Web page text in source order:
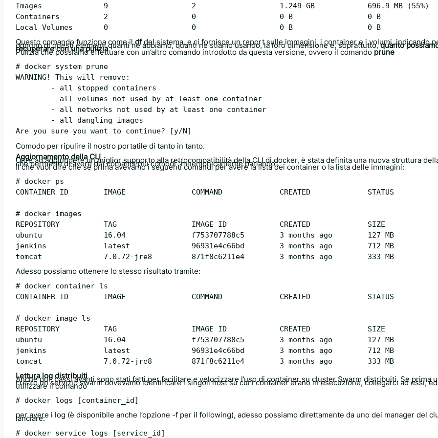
Images              9                   2                   1.249 GB            696.9 MB (55%)
Containers          2                   0                   0 B                 0 B
Questo comando funziona come ildfdel sistema, e ci fornisce un report sulle immagini, i container e i volumi, indicando
ognuno di questi elementi quanti ne abbiamo, quanti ne stiamo usando, la loro dimensione e, soprattutto,quanto
recuperare con una pulizia.
Pulizia che possiamo effettuare con un’altro comando introdotto da questa versione, ovvero il comando prune
# docker system prune
WARNING! This will remove:
Comodo per ripulire il nostro portatile di tanto in tanto.
Aggiornamento della CLI
Oltre ad aggiungere un miglior supporto alla retrocompatibilità della CLI di docker, è stata definita una nuova struttura
che permette di avere dei comandi più comodi “mnemonicamente parlando”.
Il che vuol dire che se prima avevamo i seguenti comandi per avere la lista dei container o la lista delle immagini:
# docker ps
CONTAINER ID        IMAGE               COMMAND             CREATED             STATUS
# docker images
REPOSITORY          TAG                 IMAGE ID            CREATED             SIZE
ubuntu              16.04               f753707788c5        3 months ago        127 MB
jenkins             latest              96931e4c66bd        3 months ago        712 MB
Adesso possiamo ottenere lo stesso risultato tramite:
# docker container ls
CONTAINER ID        IMAGE               COMMAND             CREATED             STATUS
# docker image ls
REPOSITORY          TAG                 IMAGE ID            CREATED             SIZE
ubuntu              16.04               f753707788c5        3 months ago        127 MB
jenkins             latest              96931e4c66bd        3 months ago        712 MB
Lettura log distribuiti
Anche qui, passi avanti sono stati fatti per facilitare e velocizzare l’uso di container su cluster Swarm distribuiti. Se prima
creato un servizio swarm dovevamo identificare i singoli host su cui i container erano in esecuzione, collegarci ad essi, ed
utilizzare il comando
# docker logs [container_id]
per avere i log (è disponibile anche l’opzione -f per il following), adesso possiamo direttamente da uno dei manager del
lanciare:
# docker service logs [service_id]